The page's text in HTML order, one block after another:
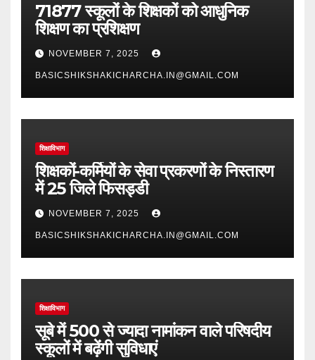
71877 स्कूलों के शिक्षकों को आधुनिक
शिक्षण का प्रशिक्षण
NOVEMBER 7, 2025
BASICSHIKSHAKICHARCHA.IN@GMAIL.COM
शिक्षाविभाग
शिक्षकों-कर्मियों के सेवा प्रकरणों के निस्तारण
में 25 जिले फिसड्डी
NOVEMBER 7, 2025
BASICSHIKSHAKICHARCHA.IN@GMAIL.COM
शिक्षाविभाग
सूबे में 500 से ज्यादा नामांकन वाले परिषदीय
स्कूलों में बढ़ेंगी सुविधाएं